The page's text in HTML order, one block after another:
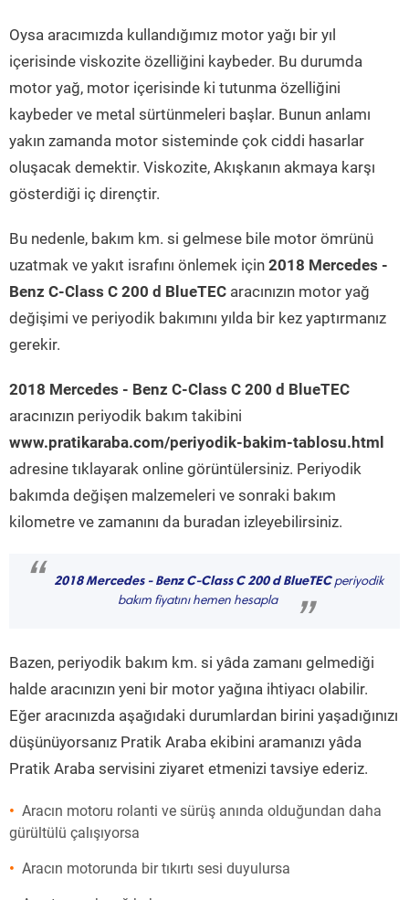
Oysa aracımızda kullandığımız motor yağı bir yıl
içerisinde viskozite özelliğini kaybeder. Bu durumda
motor yağ, motor içerisinde ki tutunma özelliğini
kaybeder ve metal sürtünmeleri başlar. Bunun anlamı
yakın zamanda motor sisteminde çok ciddi hasarlar
oluşacak demektir. Viskozite, Akışkanın akmaya karşı
gösterdiği iç dirençtir.
Bu nedenle, bakım km. si gelmese bile motor ömrünü
uzatmak ve yakıt israfını önlemek için 2018 Mercedes -
Benz C-Class C 200 d BlueTEC aracınızın motor yağ
değişimi ve periyodik bakımını yılda bir kez yaptırmanız
gerekir.
2018 Mercedes - Benz C-Class C 200 d BlueTEC
aracınızın periyodik bakım takibini
www.pratikaraba.com/periyodik-bakim-tablosu.html
adresine tıklayarak online görüntülersiniz. Periyodik
bakımda değişen malzemeleri ve sonraki bakım
kilometre ve zamanını da buradan izleyebilirsiniz.
“ 2018 Mercedes - Benz C-Class C 200 d BlueTECperiyodik
bakım fiyatını hemen hesapla
”
Bazen, periyodik bakım km. si yâda zamanı gelmediği
halde aracınızın yeni bir motor yağına ihtiyacı olabilir.
Eğer aracınızda aşağıdaki durumlardan birini yaşadığınızı
düşünüyorsanız Pratik Araba ekibini aramanızı yâda
Pratik Araba servisini ziyaret etmenizi tavsiye ederiz.
Aracın motoru rolanti ve sürüş anında olduğundan daha
gürültülü çalışıyorsa
Aracın motorunda bir tıkırtı sesi duyulursa